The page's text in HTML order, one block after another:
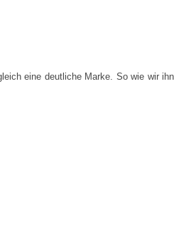
eine deutliche Marke. So wie wir ihn